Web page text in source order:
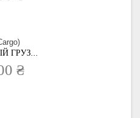
ГРУЗ...
₴